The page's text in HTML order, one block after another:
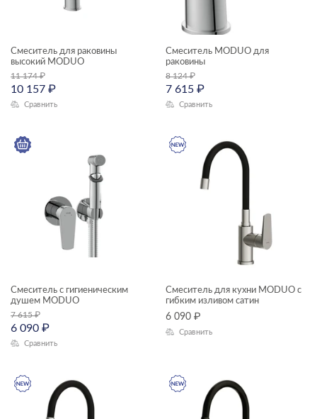
Смеситель для раковины
высокий MODUO
11 174₽
10 157 ₽
Сравнить
Смеситель MODUO для
раковины
8 124₽
7 615 ₽
Сравнить
Смеситель с гигиеническим
душем MODUO
7 615₽
6 090 ₽
Сравнить
Смеситель для кухни MODUO с
гибким изливом сатин
6 090 ₽
Сравнить